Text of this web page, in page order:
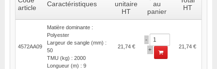
article
Caractéristiques
unitaire
HT
au
panier
HT
4572AA09
Matière dominante :
Polyester
Largeur de sangle (mm) :
50
TMU (kg) : 2000
Longueur (m) : 9
21,74 €
-
+
21,74 €